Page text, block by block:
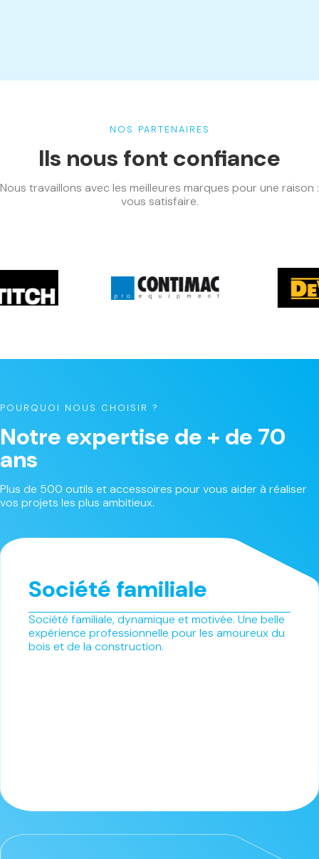
NOS PARTENAIRES
Ils nous font confiance
Nous travaillons avec les meilleures marques pour une raison :
vous satisfaire.
POURQUOI NOUS CHOISIR ?
Notre expertise de + de 70
ans
Plus de 500 outils et accessoires pour vous aider à réaliser
vos projets les plus ambitieux.
Société familiale
Société familiale, dynamique et motivée. Une belle
expérience professionnelle pour les amoureux du
bois et de la construction.